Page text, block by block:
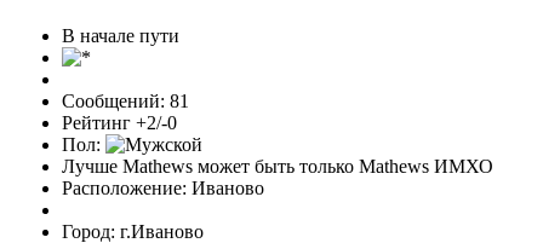
В начале пути
Сообщений: 81
Рейтинг +2/-0
Пол:
Лучше Mathews может быть только Mathews ИМХО
Расположение: Иваново
Город: г.Иваново